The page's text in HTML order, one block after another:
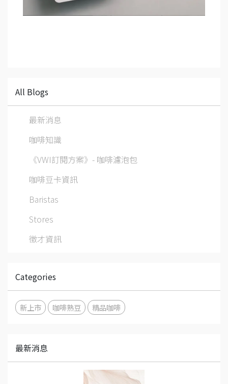
All Blogs
最新消息
咖啡知識
《VWI訂閱方案》- 咖啡濾泡包
咖啡豆卡資訊
Baristas
Stores
徵才資訊
Categories
新上市 咖啡熟豆 精品咖啡
最新消息